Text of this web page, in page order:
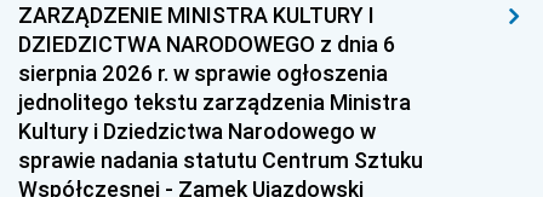
ZARZĄDZENIE MINISTRA KULTURY I
DZIEDZICTWA NARODOWEGO z dnia 6
sierpnia 2026 r. w sprawie ogłoszenia
jednolitego tekstu zarządzenia Ministra
Kultury i Dziedzictwa Narodowego w
sprawie nadania statutu Centrum Sztuku
Współczesnej - Zamek Ujazdowski